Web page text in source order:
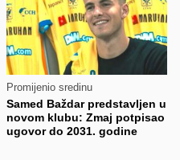
Promijenio sredinu
Samed Baždar predstavljen u
novom klubu: Zmaj potpisao
ugovor do 2031. godine